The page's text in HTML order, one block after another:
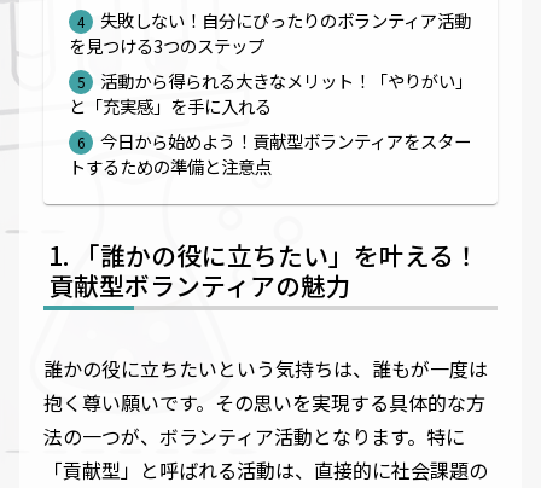
失敗しない！自分にぴったりのボランティア活動
を見つける3つのステップ
活動から得られる大きなメリット！「やりがい」
と「充実感」を手に入れる
今日から始めよう！貢献型ボランティアをスター
トするための準備と注意点
「誰かの役に立ちたい」を叶える！
貢献型ボランティアの魅力
誰かの役に立ちたいという気持ちは、誰もが一度は
抱く尊い願いです。その思いを実現する具体的な方
法の一つが、ボランティア活動となります。特に
「貢献型」と呼ばれる活動は、直接的に社会課題の